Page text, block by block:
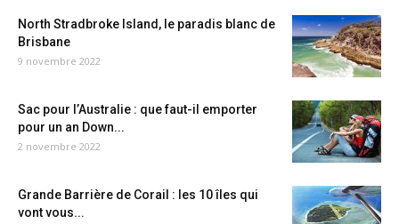
North Stradbroke Island, le paradis blanc de
Brisbane
9 novembre 2022
Sac pour l’Australie : que faut-il emporter
pour un an Down...
2 novembre 2022
Grande Barrière de Corail : les 10 îles qui
vont vous...